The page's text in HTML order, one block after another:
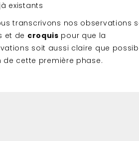
existants
transcrivons nos observations
et de croquis pour que la
soit aussi claire que
cette première phase.